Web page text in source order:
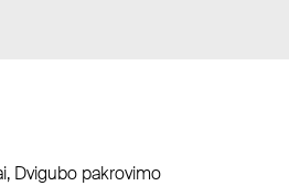
Dvigubo pakrovimo